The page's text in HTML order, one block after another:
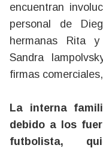
encuentran
personal de
hermanas Rita
Sandra
firmas
La interna
debido a los
futbolista,